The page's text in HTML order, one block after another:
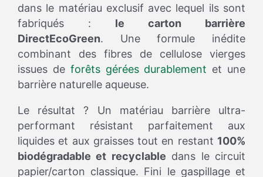
dans le matériau exclusif avec lequel ils sont
fabriqués : le carton barrière
DirectEcoGreen. Une formule inédite
combinant des fibres de cellulose vierges
issues de forêts gérées durablement et une
barrière naturelle aqueuse.
Le résultat ? Un matériau barrière ultra-
performant résistant parfaitement aux
liquides et aux graisses tout en restant 100%
biodégradable et recyclable dans le circuit
papier/carton classique. Fini le gaspillage et